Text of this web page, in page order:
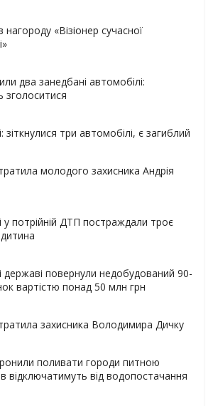
«Візіонер сучасної
два занедбані автомобілі:
зголоситися
три автомобілі, є загиблий
молодого захисника Андрія
у потрійній ДТП постраждали троє
державі повернули недобудований 90-
вартістю понад 50 млн грн
захисника Володимира Дичку
поливати городи питною
відключатимуть від водопостачання